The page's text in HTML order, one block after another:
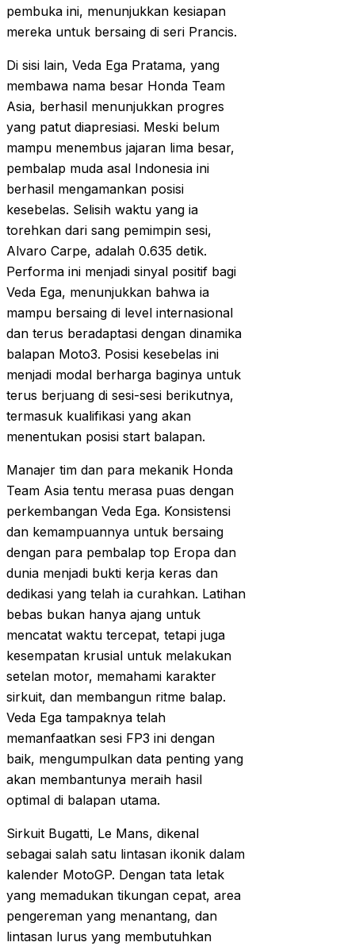
pembuka ini, menunjukkan kesiapan
mereka untuk bersaing di seri Prancis.
Di sisi lain, Veda Ega Pratama, yang
membawa nama besar Honda Team
Asia, berhasil menunjukkan progres
yang patut diapresiasi. Meski belum
mampu menembus jajaran lima besar,
pembalap muda asal Indonesia ini
berhasil mengamankan posisi
kesebelas. Selisih waktu yang ia
torehkan dari sang pemimpin sesi,
Alvaro Carpe, adalah 0.635 detik.
Performa ini menjadi sinyal positif bagi
Veda Ega, menunjukkan bahwa ia
mampu bersaing di level internasional
dan terus beradaptasi dengan dinamika
balapan Moto3. Posisi kesebelas ini
menjadi modal berharga baginya untuk
terus berjuang di sesi-sesi berikutnya,
termasuk kualifikasi yang akan
menentukan posisi start balapan.
Manajer tim dan para mekanik Honda
Team Asia tentu merasa puas dengan
perkembangan Veda Ega. Konsistensi
dan kemampuannya untuk bersaing
dengan para pembalap top Eropa dan
dunia menjadi bukti kerja keras dan
dedikasi yang telah ia curahkan. Latihan
bebas bukan hanya ajang untuk
mencatat waktu tercepat, tetapi juga
kesempatan krusial untuk melakukan
setelan motor, memahami karakter
sirkuit, dan membangun ritme balap.
Veda Ega tampaknya telah
memanfaatkan sesi FP3 ini dengan
baik, mengumpulkan data penting yang
akan membantunya meraih hasil
optimal di balapan utama.
Sirkuit Bugatti, Le Mans, dikenal
sebagai salah satu lintasan ikonik dalam
kalender MotoGP. Dengan tata letak
yang memadukan tikungan cepat, area
pengereman yang menantang, dan
lintasan lurus yang membutuhkan